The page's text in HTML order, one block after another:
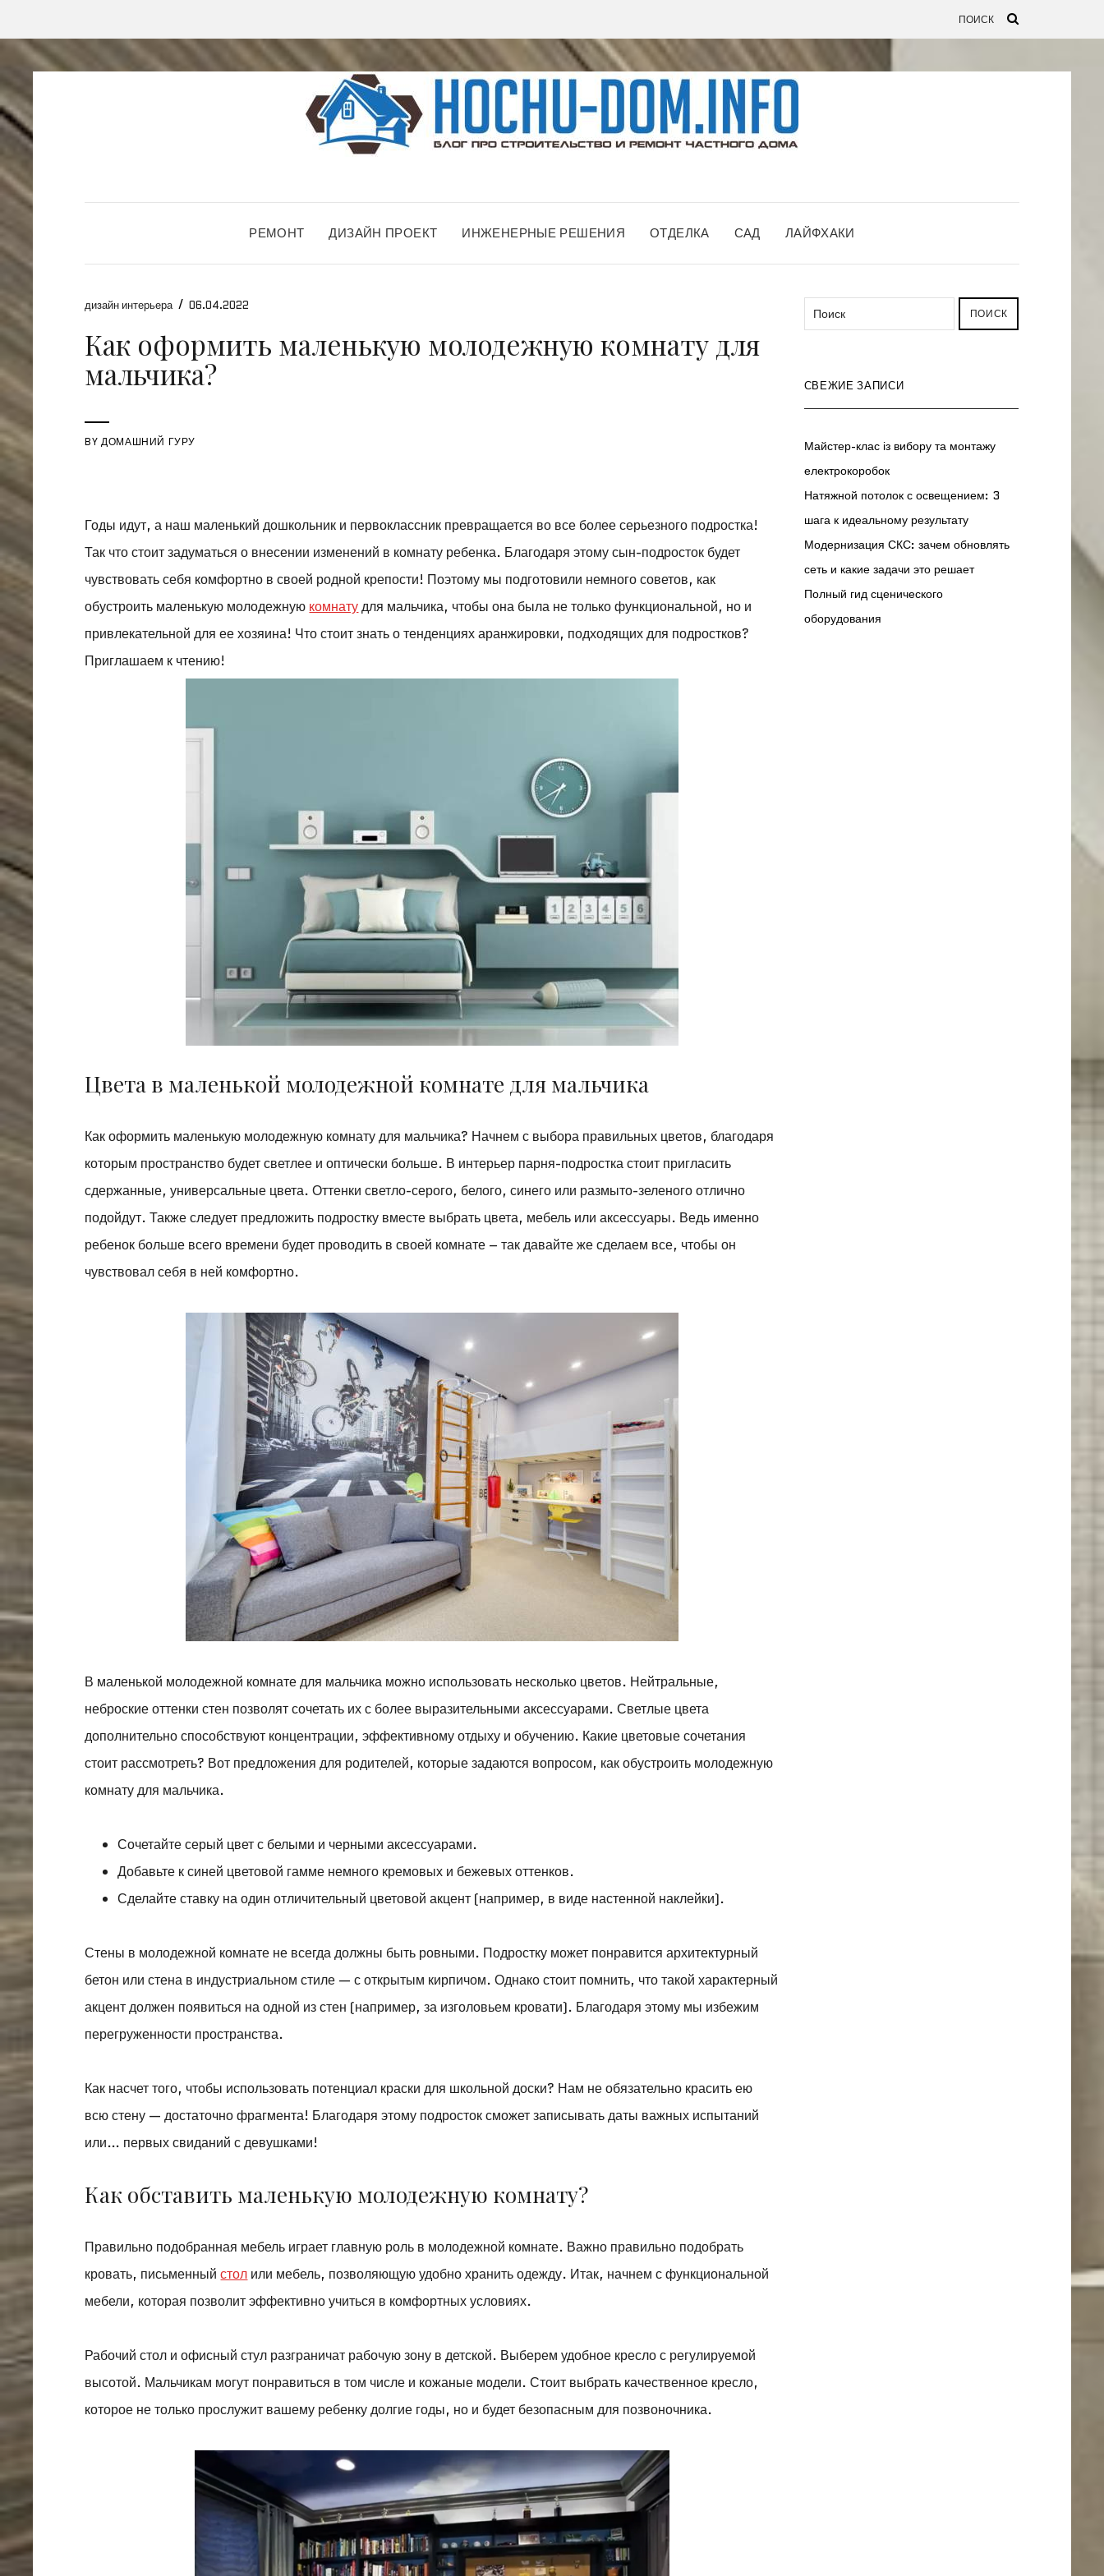
РЕМОНТ ДИЗАЙН ПРОЕКТ ИНЖЕНЕРНЫЕ РЕШЕНИЯ ОТДЕЛКА САД ЛАЙФХАКИ
дизайн интерьера / 06.04.2022
Как оформить маленькую молодежную комнату для
мальчика?
BYДОМАШНИЙ ГУРУ
Годы идут, а наш маленький дошкольник и первоклассник превращается во все более серьезного подростка!
Так что стоит задуматься о внесении изменений в комнату ребенка. Благодаря этому сын-подросток будет
чувствовать себя комфортно в своей родной крепости! Поэтому мы подготовили немного советов, как
обустроить маленькую молодежную комнатудля мальчика, чтобы она была не только функциональной, но и
привлекательной для ее хозяина! Что стоит знать о тенденциях аранжировки, подходящих для подростков?
Приглашаем к чтению!
Цвета в маленькой молодежной комнате для мальчика
Как оформить маленькую молодежную комнату для мальчика? Начнем с выбора правильных цветов, благодаря
которым пространство будет светлее и оптически больше. В интерьер парня-подростка стоит пригласить
сдержанные, универсальные цвета. Оттенки светло-серого, белого, синего или размыто-зеленого отлично
подойдут. Также следует предложить подростку вместе выбрать цвета, мебель или аксессуары. Ведь именно
ребенок больше всего времени будет проводить в своей комнате – так давайте же сделаем все, чтобы он
чувствовал себя в ней комфортно.
В маленькой молодежной комнате для мальчика можно использовать несколько цветов. Нейтральные,
неброские оттенки стен позволят сочетать их с более выразительными аксессуарами. Светлые цвета
дополнительно способствуют концентрации, эффективному отдыху и обучению. Какие цветовые сочетания
стоит рассмотреть? Вот предложения для родителей, которые задаются вопросом, как обустроить молодежную
комнату для мальчика.
Сочетайте серый цвет с белыми и черными аксессуарами.
Добавьте к синей цветовой гамме немного кремовых и бежевых оттенков.
Сделайте ставку на один отличительный цветовой акцент (например, в виде настенной наклейки).
Стены в молодежной комнате не всегда должны быть ровными. Подростку может понравится архитектурный
бетон или стена в индустриальном стиле — с открытым кирпичом. Однако стоит помнить, что такой характерный
акцент должен появиться на одной из стен (например, за изголовьем кровати). Благодаря этому мы избежим
перегруженности пространства.
Как насчет того, чтобы использовать потенциал краски для школьной доски? Нам не обязательно красить ею
всю стену — достаточно фрагмента! Благодаря этому подросток сможет записывать даты важных испытаний
или… первых свиданий с девушками!
Как обставить маленькую молодежную комнату?
Правильно подобранная мебель играет главную роль в молодежной комнате. Важно правильно подобрать
кровать, письменныйстол или мебель, позволяющую удобно хранить одежду. Итак, начнем с функциональной
мебели, которая позволит эффективно учиться в комфортных условиях.
Рабочий стол и офисный стул разграничат рабочую зону в детской. Выберем удобное кресло с регулируемой
высотой. Мальчикам могут понравиться в том числе и кожаные модели. Стоит выбрать качественное кресло,
которое не только прослужит вашему ребенку долгие годы, но и будет безопасным для позвоночника.
ПОИСК
СВЕЖИЕ ЗАПИСИ
Майстер-клас із вибору та монтажу
електрокоробок
Натяжной потолок с освещением: 3
шага к идеальному результату
Модернизация СКС: зачем обновлять
сеть и какие задачи это решает
Полный гид сценического
оборудования